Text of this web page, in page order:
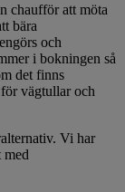
chaufför att möta
bära
och
i bokningen så
det finns
vägtullar och
Vi har
med